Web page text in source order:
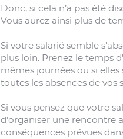
Donc, si cela n’a pas été
Vous aurez ainsi plus de
Si votre salarié semble
plus loin. Prenez le temps
mêmes journées ou si
toutes les absences de vos
Si vous pensez que votre
d’organiser une rencontre
conséquences prévues